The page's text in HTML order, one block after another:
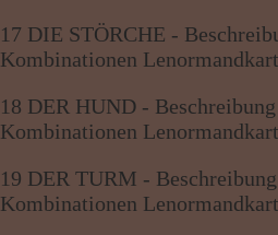
17 DIE STÖRCHE -
Kombinationen
18 DER HUND -
Kombinationen
19 DER TURM -
Kombinationen